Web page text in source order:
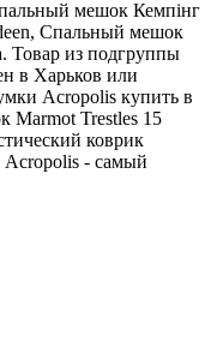
мешок Кемпінг
Спальный мешок
Товар из подгруппы
в Харьков или
Acropolis купить в
Marmot Trestles 15
коврик
- самый